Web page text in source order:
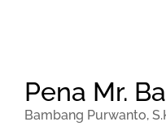
Pena Mr.
Bambang Purwanto,